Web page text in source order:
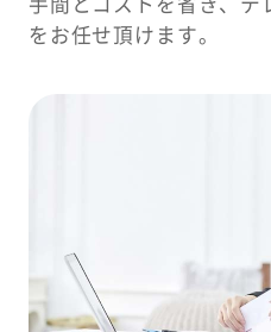
手間とコストを省き、テ
をお任せ頂けます。